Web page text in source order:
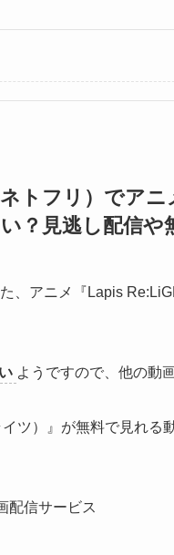
トフリ）でア
？見逃し配信や
、アニメ『Lapis
ようですので、他の動
ツ）』が無料で見れる
配信サービス